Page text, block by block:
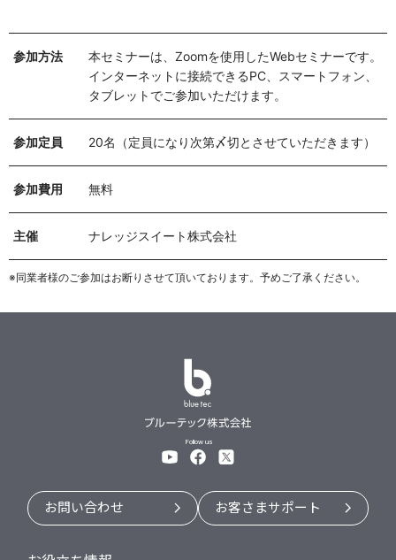
参加方法
本セミナーは、Zoomを使用したWebセミナーです。
インターネットに接続できるPC、スマートフォン、
タブレットでご参加いただけます。
参加定員 20名（定員になり次第〆切とさせていただきます）
参加費用 無料
主催 ナレッジスイート株式会社
※同業者様のご参加はお断りさせて頂いております。予めご了承ください。
Follow us
お問い合わせ お客さまサポート